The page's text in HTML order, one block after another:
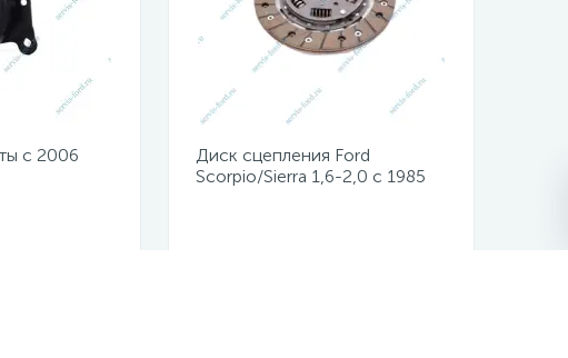
с 2006
Диск сцепления Ford
Scorpio/Sierra 1,6-2,0 с 1985